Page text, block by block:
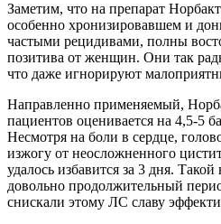
Заметим, что на препарат
особенно хронизировавшем и
частыми рецидивами, полны
позитива от женщин. Они так
что даже игнорируют
Направленно применяемый,
пациентов оценивается на 4,5-5
Несмотря на боли в сердце,
изжогу от неосложненного
удалось избавится за 3 дня.
довольно продолжительный
снискали этому ЛС славу